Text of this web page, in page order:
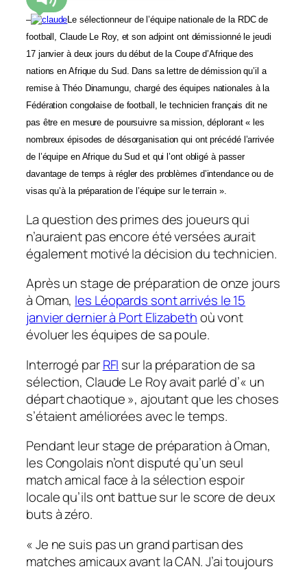
–
Le sélectionneur de l’équipe nationale de la RDC de
football, Claude Le Roy, et son adjoint ont démissionné le jeudi
17 janvier à deux jours du début de la Coupe d’Afrique des
nations en Afrique du Sud. Dans sa lettre de démission qu’il a
remise à Théo Dinamungu, chargé des équipes nationales à la
Fédération congolaise de football, le technicien français dit ne
pas être en mesure de poursuivre sa mission, déplorant « les
nombreux épisodes de désorganisation qui ont précédé l’arrivée
de l’équipe en Afrique du Sud et qui l’ont obligé à passer
davantage de temps à régler des problèmes d’intendance ou de
visas qu’à la préparation de l’équipe sur le terrain ».
La question des primes des joueurs qui
n’auraient pas encore été versées aurait
également motivé la décision du technicien.
Après un stage de préparation de onze jours
à Oman, les Léopards sont arrivés le 15
janvier dernier à Port Elizabethoù vont
évoluer les équipes de sa poule.
Interrogé parRFI sur la préparation de sa
sélection, Claude Le Roy avait parlé d’« un
départ chaotique », ajoutant que les choses
s’étaient améliorées avec le temps.
Pendant leur stage de préparation à Oman,
les Congolais n’ont disputé qu’un seul
match amical face à la sélection espoir
locale qu’ils ont battue sur le score de deux
buts à zéro.
« Je ne suis pas un grand partisan des
matches amicaux avant la CAN. J’ai toujours